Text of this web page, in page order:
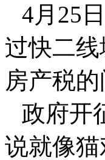
4月25
过快二
房产税
政府开
说就像猫